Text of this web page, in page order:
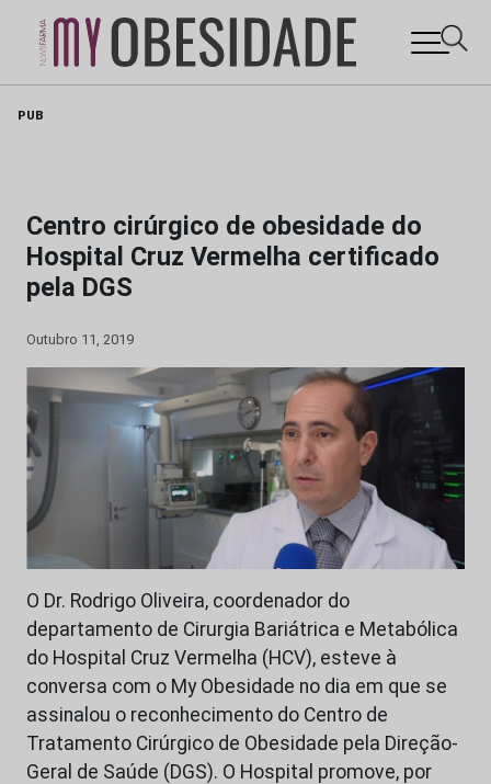
PUB
Centro cirúrgico de obesidade do
Hospital Cruz Vermelha certificado
pela DGS
Outubro 11, 2019
O Dr. Rodrigo Oliveira, coordenador do
departamento de Cirurgia Bariátrica e Metabólica
do Hospital Cruz Vermelha (HCV), esteve à
conversa com o My Obesidade no dia em que se
assinalou o reconhecimento do Centro de
Tratamento Cirúrgico de Obesidade pela Direção-
Geral de Saúde (DGS). O Hospital promove, por